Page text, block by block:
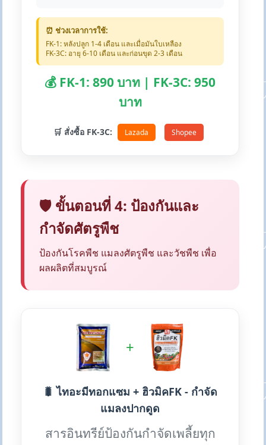
⏰ ช่วงเวลาการใช้:
FK-1: หลังปลูก 1-4 เดือน และเมื่อมันใบเหลือง
FK-3C: อายุ 6-10 เดือน และก่อนขุด 2-3 เดือน
💰 FK-1: 890 บาท | FK-3C: 950
บาท
🛒 สั่งซื้อ FK-3C: Lazada Shopee
🛡️ ขั้นตอนที่ 4: ป้องกันและ
กำจัดศัตรูพืช
ป้องกันโรคพืช แมลงศัตรูพืช และวัชพืช เพื่อ
ผลผลิตที่สมบูรณ์
+
🐛 ไทอะมีทอกแซม + ฮิวมิคFK - กำจัด
แมลงปากดูด
สารอินทรีย์ป้องกันกำจัดเพลี้ยทุก